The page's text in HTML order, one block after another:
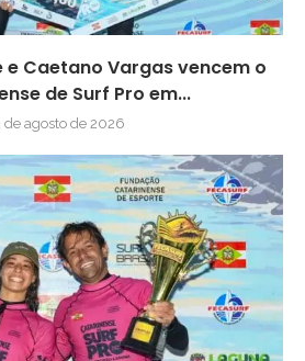
e Caetano Vargas vencem o
de Surf Pro em...
de agosto de 2026